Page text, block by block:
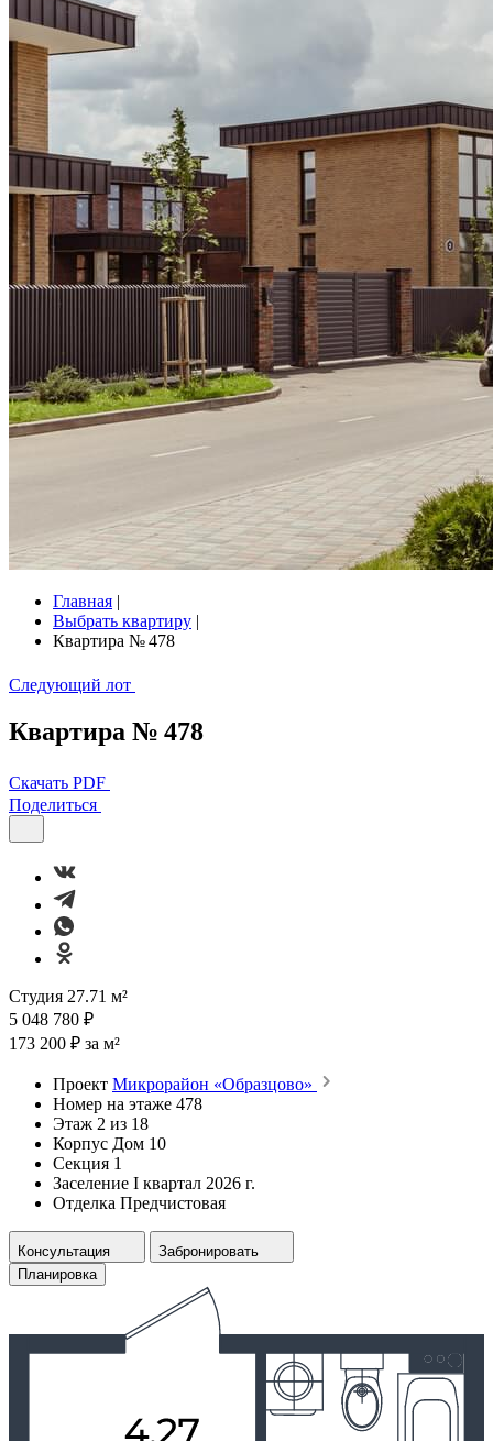
Главная |
Выбрать квартиру |
Квартира № 478
Следующий лот
Квартира № 478
Скачать PDF
Поделиться
Студия 27.71 м²
5 048 780 ₽
173 200 ₽ за м²
Проект Микрорайон «Образцово»
Номер на этаже 478
Этаж 2 из 18
Корпус Дом 10
Секция 1
Заселение I квартал 2026 г.
Отделка Предчистовая
Консультация
Забронировать
Планировка